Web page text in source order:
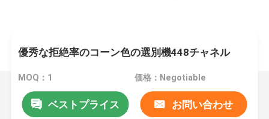
優秀な拒絶率のコーン色の選別機448チャネル
MOQ：1 価格：Negotiable
ベストプライス お問い合わせ